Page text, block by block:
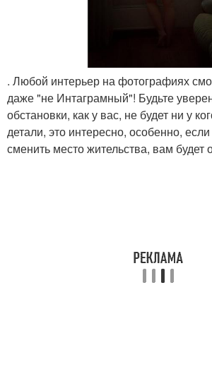
. Любой интерьер на фотографиях
даже "не Интаграмный"! Будьте
обстановки, как у вас, не будет ни у
детали, это интересно, особенно,
сменить место жительства, вам будет